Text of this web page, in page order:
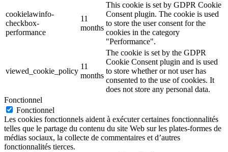
cookielawinfo-
checkbox-
performance
11
months
This cookie is set by GDPR Cookie
Consent plugin. The cookie is used
to store the user consent for the
cookies in the category
"Performance".
viewed_cookie_policy
11
months
The cookie is set by the GDPR
Cookie Consent plugin and is used
to store whether or not user has
consented to the use of cookies. It
does not store any personal data.
Fonctionnel
Fonctionnel
Les cookies fonctionnels aident à exécuter certaines fonctionnalités
telles que le partage du contenu du site Web sur les plates-formes de
médias sociaux, la collecte de commentaires et d’autres
fonctionnalités tierces.